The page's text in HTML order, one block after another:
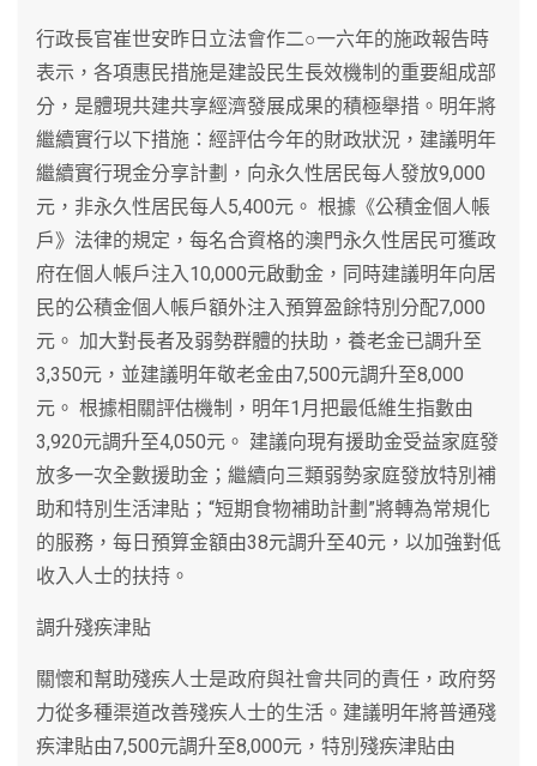
行政長官崔世安昨日立法會作二○一六年的施政報告時
表示，各項惠民措施是建設民生長效機制的重要組成部
分，是體現共建共享經濟發展成果的積極舉措。明年將
繼續實行以下措施：經評估今年的財政狀況，建議明年
繼續實行現金分享計劃，向永久性居民每人發放9,000
元，非永久性居民每人5,400元。 根據《公積金個人帳
戶》法律的規定，每名合資格的澳門永久性居民可獲政
府在個人帳戶注入10,000元啟動金，同時建議明年向居
民的公積金個人帳戶額外注入預算盈餘特別分配7,000
元。 加大對長者及弱勢群體的扶助，養老金已調升至
3,350元，並建議明年敬老金由7,500元調升至8,000
元。 根據相關評估機制，明年1月把最低維生指數由
3,920元調升至4,050元。 建議向現有援助金受益家庭發
放多一次全數援助金；繼續向三類弱勢家庭發放特別補
助和特別生活津貼；“短期食物補助計劃”將轉為常規化
的服務，每日預算金額由38元調升至40元，以加強對低
收入人士的扶持。
調升殘疾津貼
關懷和幫助殘疾人士是政府與社會共同的責任，政府努
力從多種渠道改善殘疾人士的生活。建議明年將普通殘
疾津貼由7,500元調升至8,000元，特別殘疾津貼由